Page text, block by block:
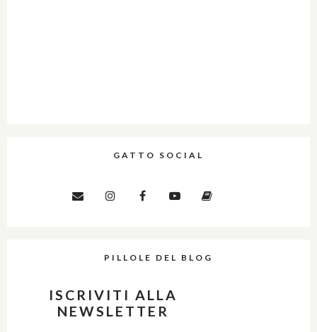
GATTO SOCIAL
PILLOLE DEL BLOG
ISCRIVITI ALLA
NEWSLETTER